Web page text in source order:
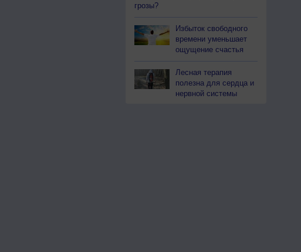
грозы?
Избыток свободного
времени уменьшает
ощущение счастья
Лесная терапия
полезна для сердца и
нервной системы